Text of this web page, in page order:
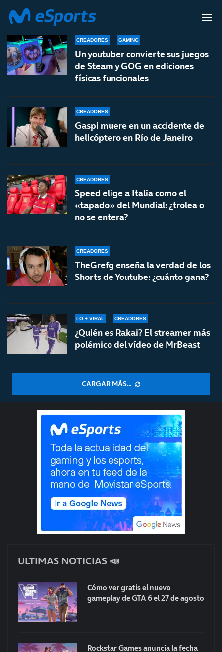
YOUTUBERS
CREADORES GAMING
Un youtuber convierte sus juegos
de Steam y GOG en ediciones
físicas funcionales
CREADORES
Gaspi muere en un accidente de
helicóptero en Río de Janeiro
CREADORES
Speed elige a Italia como el
«tapado» del Mundial: ¿trolea o
no se entera?
CREADORES
TheGrefg enseña la verdad de los
Shorts de Youtube: ¿cuánto gana?
LO + VIRAL CREADORES
¿Quién es Rakai? El streamer más
polémico del vídeo de MrBeast
CARGAR MÁS...
ULTIMAS NOTICIAS 📣
Cómo ver gratis el nuevo
gameplay de GTA 6 el 27 de agosto
Rockstar Games anuncia la fecha